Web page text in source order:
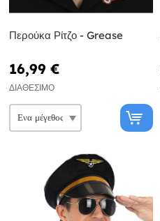
Περούκα Ρίτζο - Grease
16,99 €
ΔΙΑΘΈΣΙΜΟ